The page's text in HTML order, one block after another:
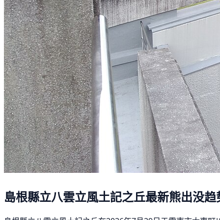
島根縣立八雲立風土記之丘最新熊出没趋